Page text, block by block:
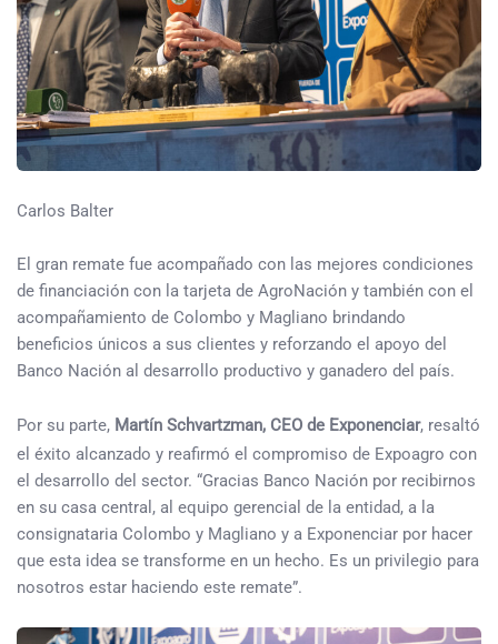
Carlos Balter
El gran remate fue acompañado con las mejores condiciones
de financiación con la tarjeta de AgroNación y también con el
acompañamiento de Colombo y Magliano brindando
beneficios únicos a sus clientes y reforzando el apoyo del
Banco Nación al desarrollo productivo y ganadero del país.
Por su parte, Martín Schvartzman, CEO de Exponenciar, resaltó
el éxito alcanzado y reafirmó el compromiso de Expoagro con
el desarrollo del sector. “Gracias Banco Nación por recibirnos
en su casa central, al equipo gerencial de la entidad, a la
consignataria Colombo y Magliano y a Exponenciar por hacer
que esta idea se transforme en un hecho. Es un privilegio para
nosotros estar haciendo este remate”.